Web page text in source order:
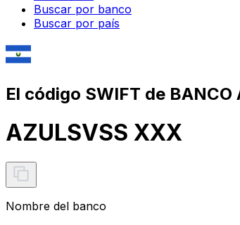
Buscar por banco
Buscar por país
El código SWIFT de BANCO
AZULSVSS XXX
Nombre del banco